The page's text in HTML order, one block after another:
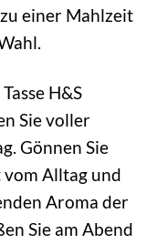
einer Mahlzeit
H&S
Sie voller
Gönnen Sie
vom Alltag und
Aroma der
Sie am Abend